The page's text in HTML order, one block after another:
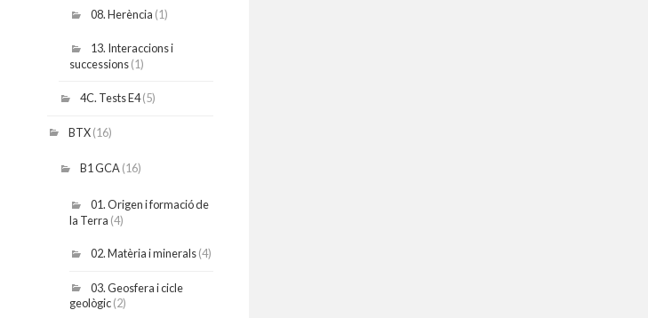
08. Herència (1)
13. Interaccions i
successions(1)
4C. Tests E4(5)
BTX(16)
B1 GCA(16)
01. Origen i formació de
la Terra (4)
02. Matèria i minerals(4)
03. Geosfera i cicle
geològic(2)